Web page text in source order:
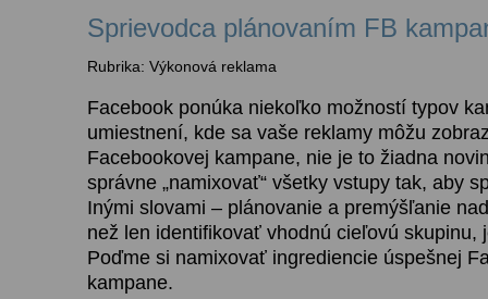
Sprievodca plánovaním FB
Rubrika: Výkonová reklama
Facebook ponúka niekoľko možností typov
umiestnení, kde sa vaše reklamy môžu
Facebookovej kampane, nie je to žiadna
správne „namixovať“ všetky vstupy tak, aby
Inými slovami – plánovanie a premýšľanie
než len identifikovať vhodnú cieľovú skupinu,
Poďme si namixovať ingrediencie úspešnej
kampane.